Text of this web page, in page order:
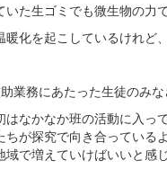
いた生ゴミでも微生物の
暖化を起こしているけれど
業務にあたった生徒のみな
はなかなか班の活動に入
ちが探究で向き合っている
で増えていけばいいと感じ